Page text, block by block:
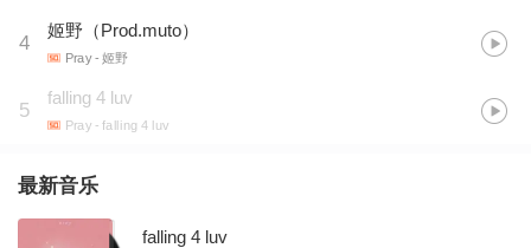
4
姬野（Prod.muto）
Pray- 姬野
5
falling 4 luv
Pray - falling 4 luv
最新音乐
falling 4 luv